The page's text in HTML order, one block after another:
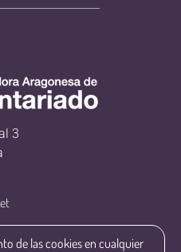
3
de las cookies en cualquier